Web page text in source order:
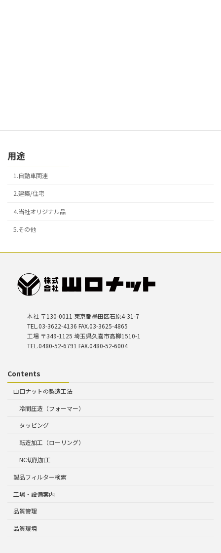
用途
1.自動車関連
2.建築/住宅
4.当社オリジナル品
5.その他
本社 〒130-0011 東京都墨田区石原4-31-7
TEL.03-3622-4136 FAX.03-3625-4865
工場 〒349-1125 埼玉県久喜市高柳1510-1
TEL.0480-52-6791 FAX.0480-52-6004
Contents
山口ナットの製造工法
冷間圧造（フォーマー）
タッピング
転造加工（ローリング）
NC切削加工
製品フィルター検索
工場・設備案内
品質管理
品質環境